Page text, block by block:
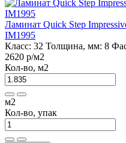
Ламинат Quick Step
IM1995
Класс: 32 Толщина, мм: 8
2620 р/м2
Кол-во, м2
м2
Кол-во, упак